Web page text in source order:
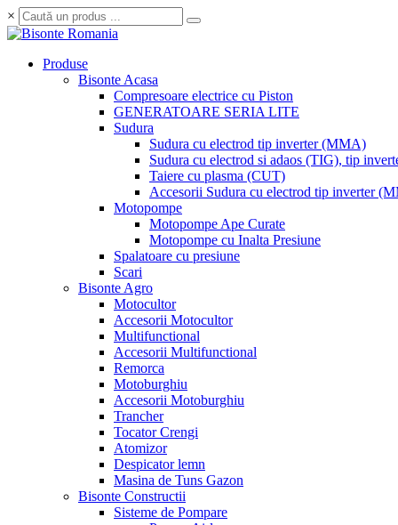
×
Produse
Bisonte Acasa
Compresoare electrice cu Piston
GENERATOARE SERIA LITE
Sudura
Sudura cu electrod tip inverter (MMA)
Sudura cu electrod si adaos (TIG), tip
Taiere cu plasma (CUT)
Accesorii Sudura cu electrod tip inverter
Motopompe
Motopompe Ape Curate
Motopompe cu Inalta Presiune
Spalatoare cu presiune
Scari
Bisonte Agro
Motocultor
Accesorii Motocultor
Multifunctional
Accesorii Multifunctional
Remorca
Motoburghiu
Accesorii Motoburghiu
Trancher
Tocator Crengi
Atomizor
Despicator lemn
Masina de Tuns Gazon
Bisonte Constructii
Sisteme de Pompare